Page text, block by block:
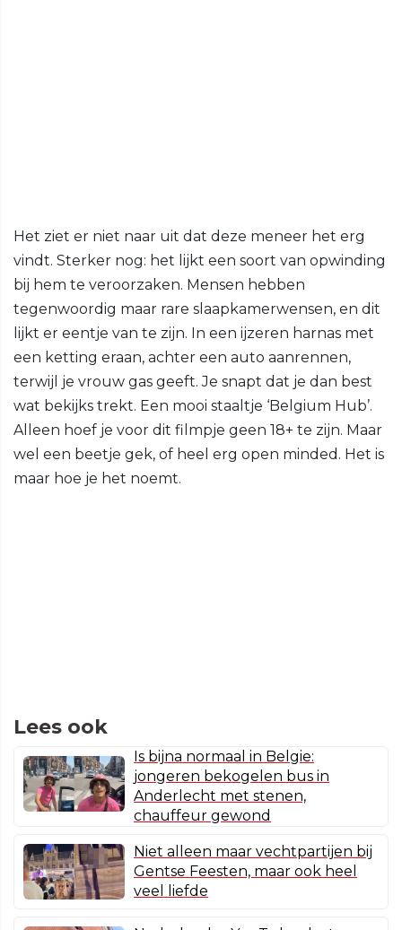
Het ziet er niet naar uit dat deze meneer het erg
vindt. Sterker nog: het lijkt een soort van opwinding
bij hem te veroorzaken. Mensen hebben
tegenwoordig maar rare slaapkamerwensen, en dit
lijkt er eentje van te zijn. In een ijzeren harnas met
een ketting eraan, achter een auto aanrennen,
terwijl je vrouw gas geeft. Je snapt dat je dan best
wat bekijks trekt. Een mooi staaltje ‘Belgium Hub’.
Alleen hoef je voor dit filmpje geen 18+ te zijn. Maar
wel een beetje gek, of heel erg open minded. Het is
maar hoe je het noemt.
Lees ook
Is bijna normaal in Belgie:
jongeren bekogelen bus in
Anderlecht met stenen,
chauffeur gewond
Niet alleen maar vechtpartijen bij
Gentse Feesten, maar ook heel
veel liefde